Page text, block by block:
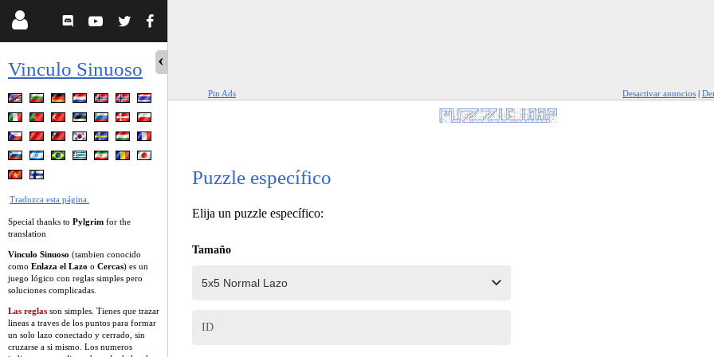
Vinculo Sinuoso
Traduzca esta página.
Special thanks to Pylgrim for the
translation
Vinculo Sinuoso (tambien conocido
como Enlaza el Lazo o Cercas) es un
juego lógico con reglas simples pero
soluciones complicadas.
Las reglas son simples. Tienes que trazar
lineas a traves de los puntos para formar
un solo lazo conectado y cerrado, sin
cruzarse a si mismo. Los numeros
Pin Ads Desactivar anuncios |
Puzzle específico
Elija un puzzle específico:
Tamaño
ID